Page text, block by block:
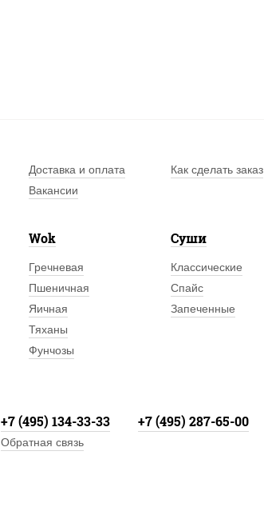
Доставка и оплата Как сделать заказ
Вакансии
Wok
Гречневая
Пшеничная
Яичная
Тяханы
Фунчозы
Суши
Классические
Спайс
Запеченные
+7 (495) 134-33-33 +7 (495) 287-65-00
Обратная связь